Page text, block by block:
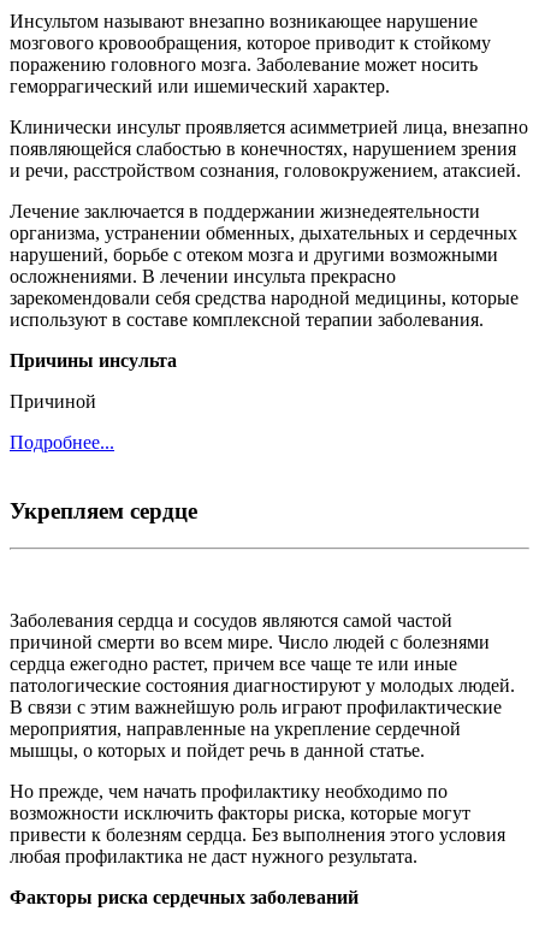
Инсультом называют внезапно возникающее нарушение
мозгового кровообращения, которое приводит к стойкому
поражению головного мозга. Заболевание может носить
геморрагический или ишемический характер.
Клинически инсульт проявляется асимметрией лица, внезапно
появляющейся слабостью в конечностях, нарушением зрения
и речи, расстройством сознания, головокружением, атаксией.
Лечение заключается в поддержании жизнедеятельности
организма, устранении обменных, дыхательных и сердечных
нарушений, борьбе с отеком мозга и другими возможными
осложнениями. В лечении инсульта прекрасно
зарекомендовали себя средства народной медицины, которые
используют в составе комплексной терапии заболевания.
Причины инсульта
Причиной
Подробнее...
Укрепляем сердце
Заболевания сердца и сосудов являются самой частой
причиной смерти во всем мире. Число людей с болезнями
сердца ежегодно растет, причем все чаще те или иные
патологические состояния диагностируют у молодых людей.
В связи с этим важнейшую роль играют профилактические
мероприятия, направленные на укрепление сердечной
мышцы, о которых и пойдет речь в данной статье.
Но прежде, чем начать профилактику необходимо по
возможности исключить факторы риска, которые могут
привести к болезням сердца. Без выполнения этого условия
любая профилактика не даст нужного результата.
Факторы риска сердечных заболеваний